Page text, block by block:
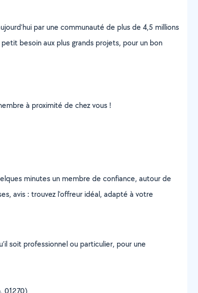
par une communauté de plus de 4,5 millions
besoin aux plus grands projets, pour un bon
à proximité de chez vous !
minutes un membre de confiance, autour de
avis : trouvez l'offreur idéal, adapté à votre
soit professionnel ou particulier, pour une
01270)